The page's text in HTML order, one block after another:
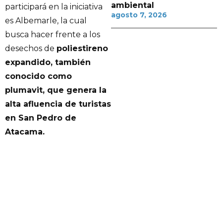
participará en la iniciativa
es Albemarle, la cual
busca hacer frente a los
desechos de poliestireno
expandido, también
conocido como
plumavit, que genera la
alta afluencia de turistas
en San Pedro de
Atacama.
ambiental
agosto 7, 2026